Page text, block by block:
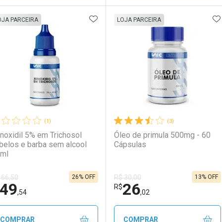
FECHAR
Ativar Desconto
Comprar sem Desconto
FECHAR
Menos
Comprar sem Desconto
Laboratório
Ativar Desconto
Comprar sem Desconto
Por Menos
Comprar sem Desconto
(1)
5% em Trichosol
e barba sem alcool
PARCEIRA
49,54
26% OFF
ADICIONAR AOS FAVORITOS
COMPRAR
(3)
Óleo de primula 500mg - 60
Cápsulas
LOJA PARCEIRA
R$ 30,00
R$26,02
13% OFF
COMPRAR